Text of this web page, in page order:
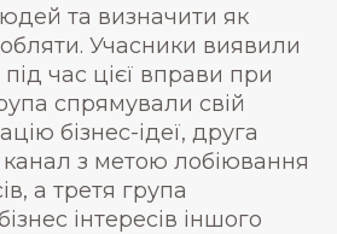
та визначити як
Учасники виявили
під час цієї вправи при
спрямували свій
бізнес-ідеї, друга
з метою лобіювання
а третя група
інтересів іншого